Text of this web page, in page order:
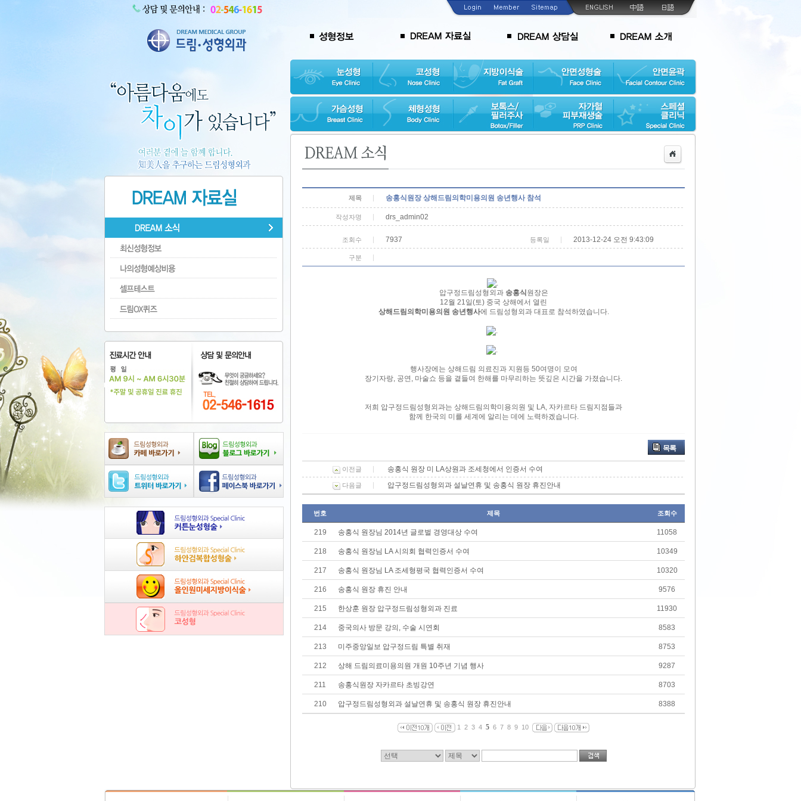
제목 송홍식원장 상해드림의학미용의원 송년행사 참석
작성자명 drs_admin02
조회수 7937 등록일 2013-12-24 오전 9:43:09
구분
압구정드림성형외과 송홍식 원장은
12월 21일(토) 중국 상해에서 열린
상해드림의학미용의원 송년행사에 드림성형외과 대표로 참석하였습니다.
행사장에는 상해드림 의료진과 지원등 50여명이 모여
장기자랑, 공연, 마술쇼 등을 곁들여 한해를 마무리하는 뜻깊은 시간을 가졌습니다.
저희 압구정드림성형외과는 상해드림의학미용의원 및 LA, 자카르타 드림지점들과
함께 한국의 미를 세계에 알리는 데에 노력하겠습니다.
목록
이전글 송홍식 원장 미 LA상원과 조세청에서 인증서 수여
다음글 압구정드림성형외과 설날연휴 및 송홍식 원장 휴진안내
번호 제목 조회수
219 송홍식 원장님 2014년 글로벌 경영대상 수여 11058
218 송홍식 원장님 LA 시의회 협력인증서 수여 10349
217 송홍식 원장님 LA 조세형평국 협력인증서 수여 10320
216 송홍식 원장 휴진 안내 9576
215 한상훈 원장 압구정드림성형외과 진료 11930
214 중국의사 방문 강의, 수술 시연회 8583
213 미주중앙일보 압구정드림 특별 취재 8753
212 상해 드림의료미용의원 개원 10주년 기념 행사 9287
211 송홍식원장 자카르타 초빙강연 8703
210 압구정드림성형외과 설날연휴 및 송홍식 원장 휴진안내 8388
1 2 3 4 5 6 7 8 9 10